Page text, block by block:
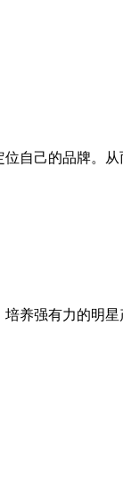
自己的品牌。从
养强有力的明